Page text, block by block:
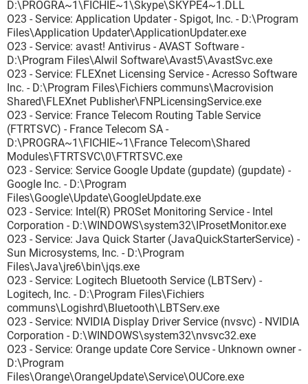
D:\PROGRA~1\FICHIE~1\Skype\SKYPE4~1.DLL
O23 - Service: Application Updater - Spigot, Inc. - D:\Program
Files\Application Updater\ApplicationUpdater.exe
O23 - Service: avast! Antivirus - AVAST Software -
D:\Program Files\Alwil Software\Avast5\AvastSvc.exe
O23 - Service: FLEXnet Licensing Service - Acresso Software
Inc. - D:\Program Files\Fichiers communs\Macrovision
Shared\FLEXnet Publisher\FNPLicensingService.exe
O23 - Service: France Telecom Routing Table Service
(FTRTSVC) - France Telecom SA -
D:\PROGRA~1\FICHIE~1\France Telecom\Shared
Modules\FTRTSVC\0\FTRTSVC.exe
O23 - Service: Service Google Update (gupdate) (gupdate) -
Google Inc. - D:\Program
Files\Google\Update\GoogleUpdate.exe
O23 - Service: Intel(R) PROSet Monitoring Service - Intel
Corporation - D:\WINDOWS\system32\IProsetMonitor.exe
O23 - Service: Java Quick Starter (JavaQuickStarterService) -
Sun Microsystems, Inc. - D:\Program
Files\Java\jre6\bin\jqs.exe
O23 - Service: Logitech Bluetooth Service (LBTServ) -
Logitech, Inc. - D:\Program Files\Fichiers
communs\Logishrd\Bluetooth\LBTServ.exe
O23 - Service: NVIDIA Display Driver Service (nvsvc) - NVIDIA
Corporation - D:\WINDOWS\system32\nvsvc32.exe
O23 - Service: Orange update Core Service - Unknown owner -
D:\Program
Files\Orange\OrangeUpdate\Service\OUCore.exe